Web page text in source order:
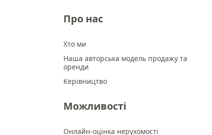
Про нас
Хто ми
Наша авторська модель продажу та
оренди
Керівництво
Можливості
Онлайн-оцінка нерухомості